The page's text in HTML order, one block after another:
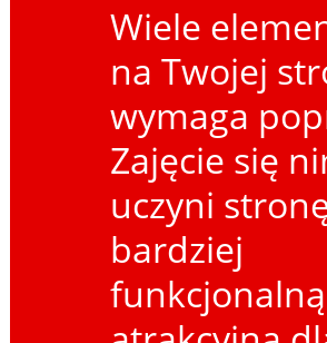
Wiele
na Twojej
wymaga
Zajęcie się
uczyni
bardziej